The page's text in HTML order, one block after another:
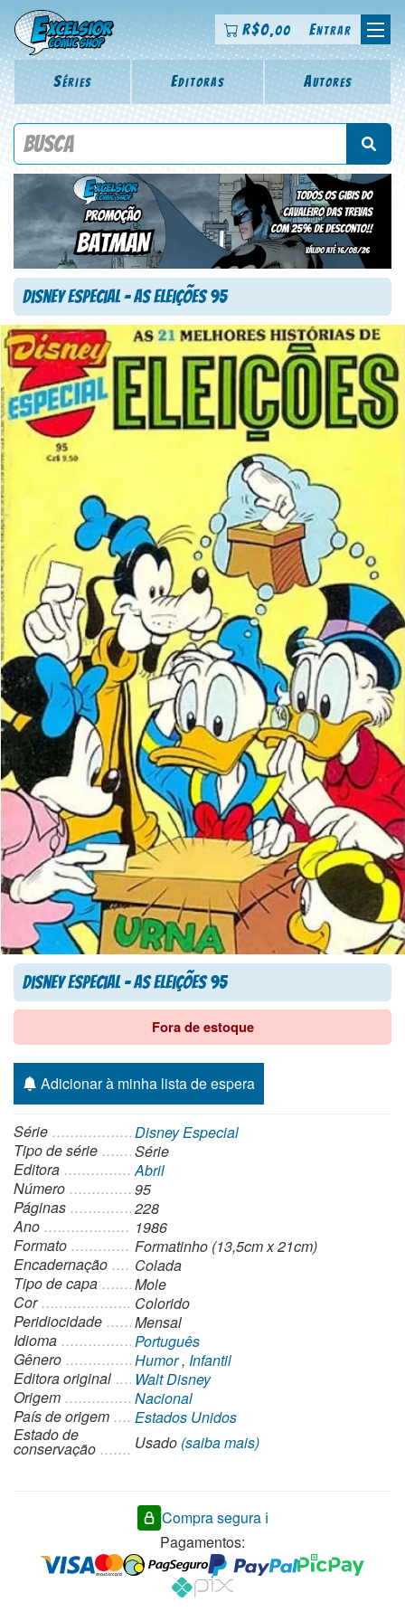
R$0,00 Entrar
Séries Editoras Autores
Procure por título da revista, personagem, série, escritor,
Disney Especial – As Eleições 95
Disney Especial – As Eleições 95
Fora de estoque
Adicionar à minha lista de espera
Série
Disney Especial
Tipo de série
Série
Editora
Abril
Número
95
Páginas
228
Ano
1986
Formato
Formatinho (13,5cm x 21cm)
Encadernação
Colada
Tipo de capa
Mole
Cor
Colorido
Peridiocidade
Mensal
Idioma
Português
Gênero
Humor, Infantil
Editora original
Walt Disney
Origem
Nacional
País de origem
Estados Unidos
Estado de
conservação Usado (saiba mais)
Compra segura ℹ️
Pagamentos: